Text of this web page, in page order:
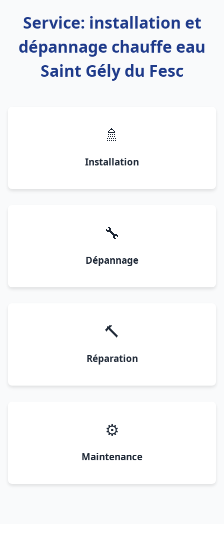
Service: installation et
dépannage chauffe eau
Saint Gély du Fesc
🚿
Installation
🔧
Dépannage
🔨
Réparation
⚙️
Maintenance